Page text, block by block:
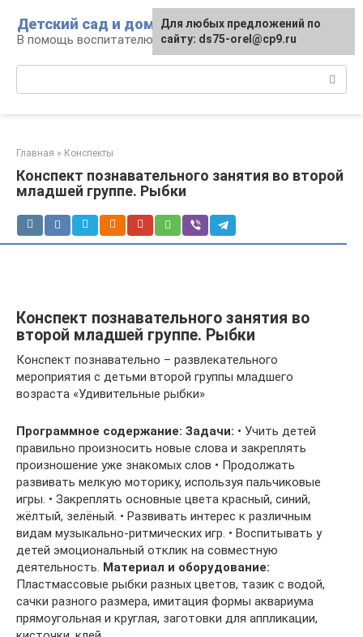
контенту
Детский сад и дом
В помощь воспитателю и родителям
Главная » Конспекты
Конспект познавательного занятия во второй
младшей группе. Рыбки
Конспект познавательного занятия во
второй младшей группе. Рыбки
Конспект познавательно – развлекательного
мероприятия с детьми второй группы младшего
возраста «Удивительные рыбки»
Программное содержание: Задачи: • Учить детей
правильно произносить новые слова и закреплять
произношение уже знакомых слов • Продолжать
развивать мелкую моторику, используя пальчиковые
игры. • Закреплять основные цвета красный, синий,
жёлтый, зелёный. • Развивать интерес к различным
видам музыкально-ритмических игр. • Воспитывать у
детей эмоциональный отклик на совместную
деятельность. Материал и оборудование:
Пластмассовые рыбки разных цветов, тазик с водой,
сачки разного размера, имитация формы аквариума
прямоугольная и круглая, заготовки для аппликации,
Для любых предложений по
сайту: ds75-orel@cp9.ru